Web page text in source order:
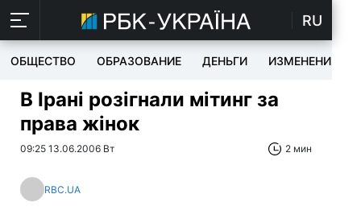
RU
ОБЩЕСТВО ОБРАЗОВАНИЕ ДЕНЬГИ ИЗМЕНЕНИЯ
В Ірані розігнали мітинг за
права жінок
09:25 13.06.2006 Вт 2 мин
RBC.UA